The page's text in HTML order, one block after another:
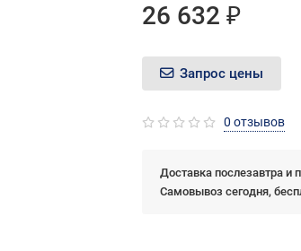
26 632 ₽
Запрос цены
0 отзывов
Доставка послезавтра и
Самовывоз сегодня,